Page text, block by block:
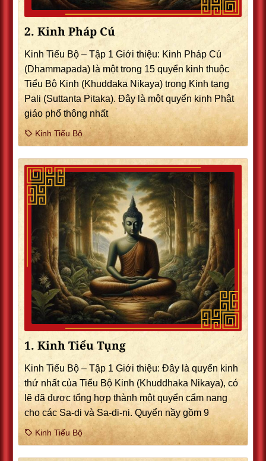
2. Kinh Pháp Cú
Kinh Tiểu Bộ – Tập 1 Giới thiệu: Kinh Pháp Cú
(Dhammapada) là một trong 15 quyển kinh thuộc
Tiểu Bộ Kinh (Khuddaka Nikaya) trong Kinh tạng
Pali (Suttanta Pitaka). Ðây là một quyển kinh Phật
giáo phổ thông nhất
Kinh Tiểu Bộ
1. Kinh Tiểu Tụng
Kinh Tiểu Bộ – Tập 1 Giới thiệu: Ðây là quyển kinh
thứ nhất của Tiểu Bộ Kinh (Khuddhaka Nikaya), có
lẽ đã được tổng hợp thành một quyển cẩm nang
cho các Sa-di và Sa-di-ni. Quyển nầy gồm 9
Kinh Tiểu Bộ